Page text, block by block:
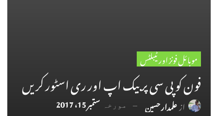
موبائل فونز اور ٹیبلٹس
فون کو پی سی پر بیک اپ اور ری اسٹور کریں
ازعلمدار حسین مورخہ ستمبر 15، 2017